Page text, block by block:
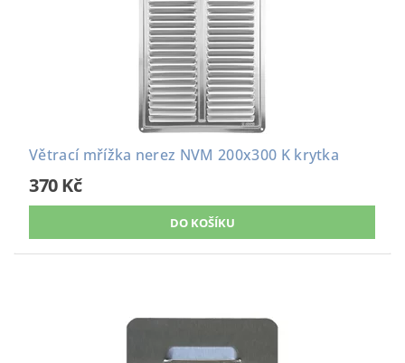
Větrací mřížka nerez NVM 200x300 K krytka
370 Kč